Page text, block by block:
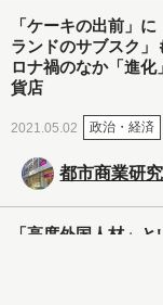
「ケーキの出前」
ランドのサブスク
ロナ禍のなか「進化
貨店
2021.05.02 政治・経済
都市商業研
「高度外国人材」